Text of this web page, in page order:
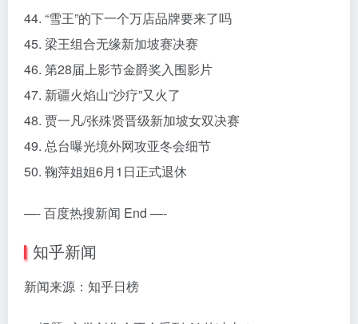
44. “雪王”的下一个万店品牌要来了吗
45. 梁王组合无缘新加坡赛决赛
46. 第28届上影节金爵奖入围影片
47. 新疆火焰山“沙疗”又火了
48. 贾一凡/张殊贤晋级新加坡女双决赛
49. 总台曝光境外网攻亚冬会细节
50. 鞠萍姐姐6月1日正式退休
—- 百度热搜新闻 End —-
知乎新闻
新闻来源：知乎日榜